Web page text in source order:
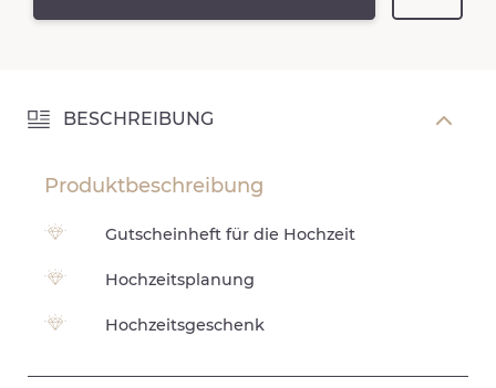
BESCHREIBUNG
Produktbeschreibung
Gutscheinheft für die Hochzeit
Hochzeitsplanung
Hochzeitsgeschenk